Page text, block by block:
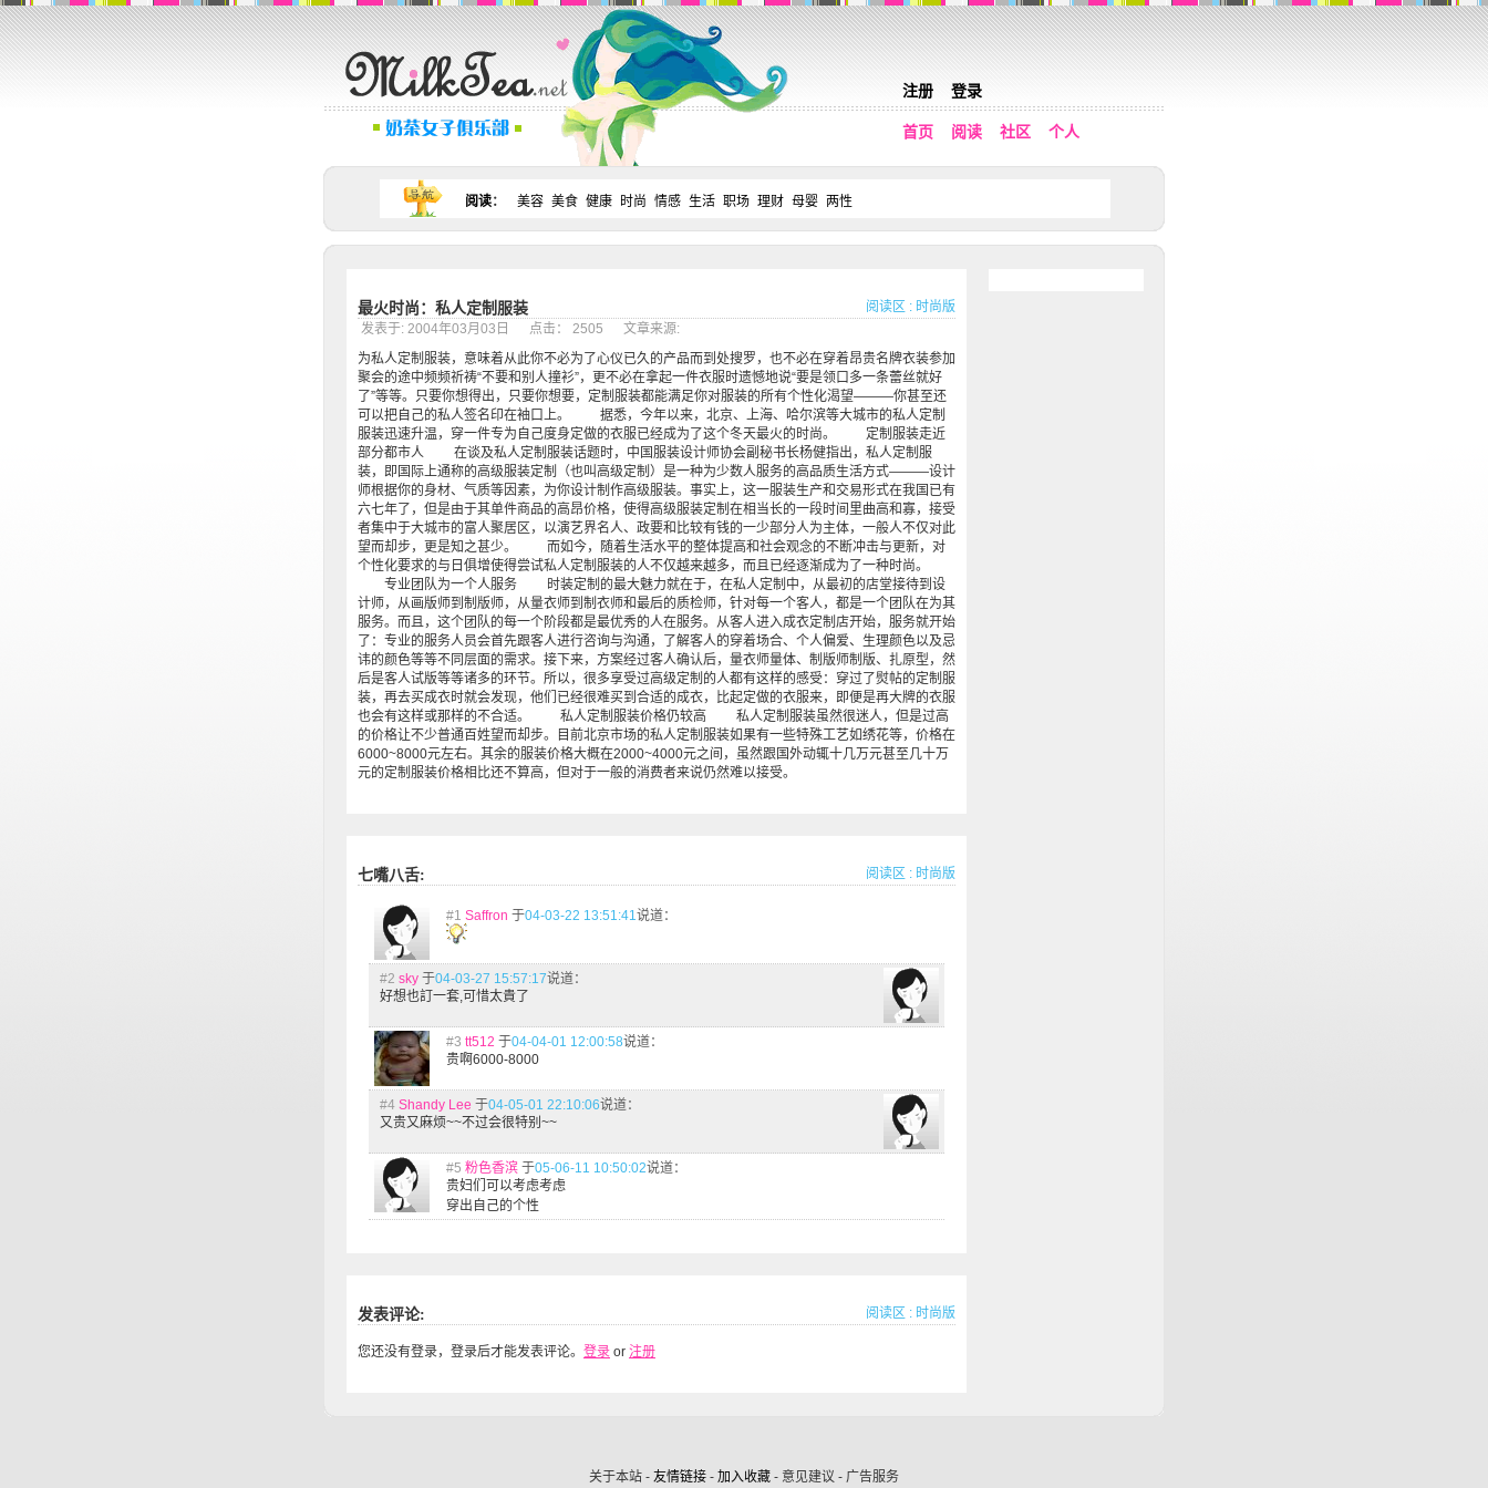
注册 登录
首页 阅读 社区 个人
阅读： 美容 美食 健康 时尚 情感 生活 职场 理财 母婴 两性
最火时尚：私人定制服装 阅读区 : 时尚版
发表于: 2004年03月03日 点击： 2505 文章来源:
为私人定制服装，意味着从此你不必为了心仪已久的产品而到处搜罗，也不必在穿着昂贵名牌衣装参加
聚会的途中频频祈祷“不要和别人撞衫”，更不必在拿起一件衣服时遗憾地说“要是领口多一条蕾丝就好
了”等等。只要你想得出，只要你想要，定制服装都能满足你对服装的所有个性化渴望———你甚至还
可以把自己的私人签名印在袖口上。 据悉，今年以来，北京、上海、哈尔滨等大城市的私人定制
服装迅速升温，穿一件专为自己度身定做的衣服已经成为了这个冬天最火的时尚。 定制服装走近
部分都市人 在谈及私人定制服装话题时，中国服装设计师协会副秘书长杨健指出，私人定制服
装，即国际上通称的高级服装定制（也叫高级定制）是一种为少数人服务的高品质生活方式———设计
师根据你的身材、气质等因素，为你设计制作高级服装。事实上，这一服装生产和交易形式在我国已有
六七年了，但是由于其单件商品的高昂价格，使得高级服装定制在相当长的一段时间里曲高和寡，接受
者集中于大城市的富人聚居区，以演艺界名人、政要和比较有钱的一少部分人为主体，一般人不仅对此
望而却步，更是知之甚少。 而如今，随着生活水平的整体提高和社会观念的不断冲击与更新，对
个性化要求的与日俱增使得尝试私人定制服装的人不仅越来越多，而且已经逐渐成为了一种时尚。
专业团队为一个人服务 时装定制的最大魅力就在于，在私人定制中，从最初的店堂接待到设
计师，从画版师到制版师，从量衣师到制衣师和最后的质检师，针对每一个客人，都是一个团队在为其
服务。而且，这个团队的每一个阶段都是最优秀的人在服务。从客人进入成衣定制店开始，服务就开始
了：专业的服务人员会首先跟客人进行咨询与沟通，了解客人的穿着场合、个人偏爱、生理颜色以及忌
讳的颜色等等不同层面的需求。接下来，方案经过客人确认后，量衣师量体、制版师制版、扎原型，然
后是客人试版等等诸多的环节。所以，很多享受过高级定制的人都有这样的感受：穿过了熨帖的定制服
装，再去买成衣时就会发现，他们已经很难买到合适的成衣，比起定做的衣服来，即便是再大牌的衣服
也会有这样或那样的不合适。 私人定制服装价格仍较高 私人定制服装虽然很迷人，但是过高
的价格让不少普通百姓望而却步。目前北京市场的私人定制服装如果有一些特殊工艺如绣花等，价格在
6000~8000元左右。其余的服装价格大概在2000~4000元之间，虽然跟国外动辄十几万元甚至几十万
元的定制服装价格相比还不算高，但对于一般的消费者来说仍然难以接受。
七嘴八舌: 阅读区 : 时尚版
#1 Saffron 于04-03-22 13:51:41说道：
#2 sky 于04-03-27 15:57:17说道：
好想也訂一套,可惜太貴了
#3 tt512 于04-04-01 12:00:58说道：
贵啊6000-8000
#4 Shandy Lee 于04-05-01 22:10:06说道：
又贵又麻烦~~不过会很特别~~
#5 粉色香滨 于05-06-11 10:50:02说道：
贵妇们可以考虑考虑
穿出自己的个性
发表评论: 阅读区 : 时尚版
您还没有登录，登录后才能发表评论。 登录 or 注册
关于本站 - 友情链接 - 加入收藏 - 意见建议 - 广告服务